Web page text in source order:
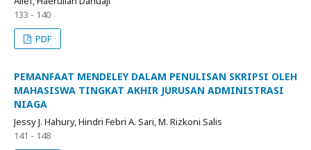
133 - 140
PDF
PEMANFAAT MENDELEY DALAM PENULISAN SKRIPSI OLEH
MAHASISWA TINGKAT AKHIR JURUSAN ADMINISTRASI
NIAGA
Jessy J. Hahury, Hindri Febri A. Sari, M. Rizkoni Salis
141 - 148